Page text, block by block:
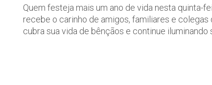
Quem festeja mais um ano de vida nesta quinta-
recebe o carinho de amigos, familiares e
cubra sua vida de bênçãos e continue